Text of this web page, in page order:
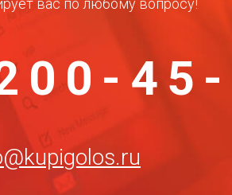
вас по любому вопросу!